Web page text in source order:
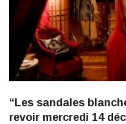
“Les sandales
revoir mercredi 14